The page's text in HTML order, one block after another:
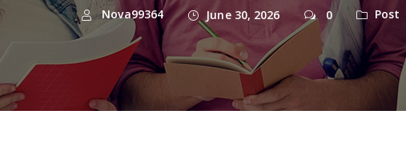
Nova99364 June 30, 2026 0 Post